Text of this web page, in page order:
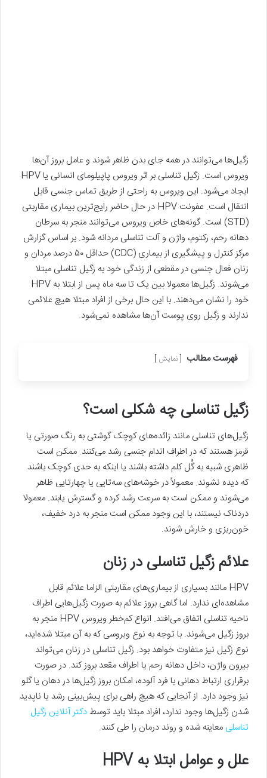
زگیل‌ها می‌توانند در همه جای بدن ظاهر شوند و عامل بروز آن‌ها
ویروس است. زگیل تناسلی بر اثر ویروس پاپیلومای انسانی یا HPV
ایجاد می‌شود. این ویروس به راحتی از طریق تماس جنسی قابل
انتقال است. عفونت HPV در حال حاضر رایج‌ترین بیماری مقاربتی
(STD) است. گونه‌های خاص ویروس می‌توانند منجر به سرطان
دهانه رحم، رکتوم، واژن و آلت تناسلی مردانه شود. بر اساس گزارش
مرکز کنترل و پیشگیری از بیماری (CDC) حداقل ۵۰ درصد مردان و
زنان فعال جنسی در مقطعی از زندگی خود به زگیل تناسلی مبتلا
می‌شوند. زگیل‌ها معمولا بین یک تا سه ماه پس از ابتلا به HPV
خود را نشان می‌دهند. با این حال برخی از افراد مبتلا هیچ علائمی
ندارند و زگیل روی پوست آن‌ها مشاهده نمی‌شود.
فهرست مطالب نمایش
زگیل تناسلی چه شکلی است؟
زگیل‌های تناسلی مانند زائده‌های کوچک گوشتی به رنگ صورتی یا
قرمز هستند که در اطراف اندام جنسی رشد می‌کنند. ممکن است
ظاهری شبیه به گُل کلم داشته باشند یا اینکه به حدی کوچک باشند
که دیده نشوند. معمولاً در خوشه‌های سه‌تایی یا چهارتایی ظاهر
می‌شوند و ممکن است به سرعت رشد کرده و گسترش یابند. معمولا
دردناک نیستند، با این وجود ممکن است منجر به درد خفیف،
خون‌ریزی و خارش شوند.
علائم زگیل تناسلی در زنان
HPV مانند بسیاری از بیماری‌های مقاربتی الزاما علائم قابل
مشاهده‌ای ندارد. اما گاهی بروز علائم به صورت زگیل‌هایی اطراف
ناحیه تناسلی اتفاق می‌افتد. انواع کم‌خطر ویروس HPV منجر به
بروز زگیل می‌شوند. با توجه به نوع ویروسی که به آن مبتلا شده‌اید،
نوع زگیل نیز متفاوت خواهد بود. زگیل تناسلی در زنان می‌تواند
بیرون واژن، داخل دهانه رحم یا اطراف مقعد بروز کند. در صورت
برقراری ارتباط دهانی با فرد آلوده، امکان بروز زگیل‌ها در دهان یا گلو
نیز وجود دارد. از آنجایی که هیچ راهی برای پیش‌بینی رشد یا ناپدید
شدن زگیل‌ها وجود ندارد، افراد مبتلا باید توسط دکتر آنلاین زگیل
تناسلی معاینه شده و روند درمان را طی کنند.
علل و عوامل ابتلا به HPV